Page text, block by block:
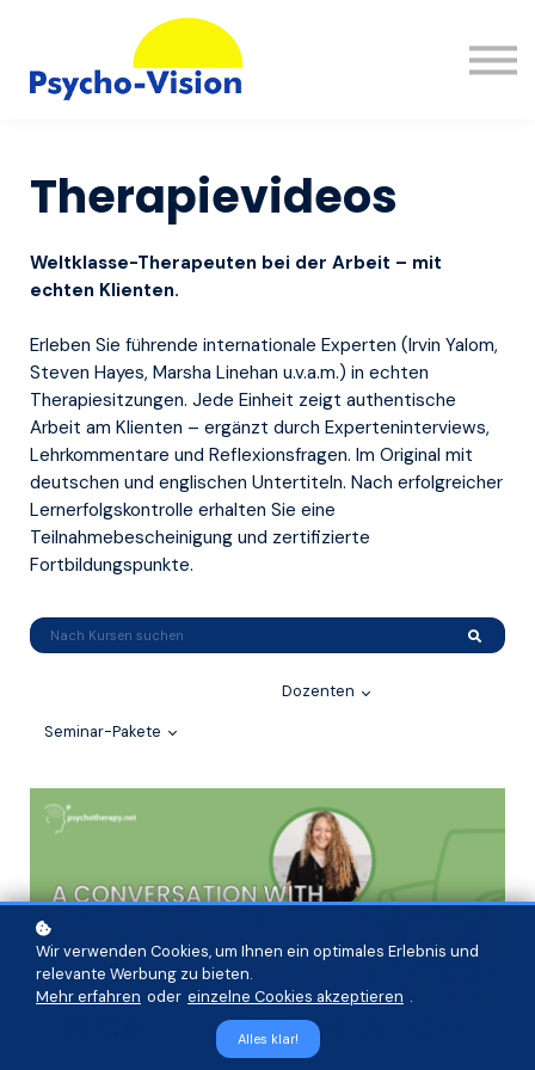
Wissen
FAQ
Einloggen
Registrieren
Therapievideos
Weltklasse-Therapeuten bei der Arbeit – mit
echten Klienten.
Erleben Sie führende internationale Experten (Irvin Yalom,
Steven Hayes, Marsha Linehan u.v.a.m.) in echten
Therapiesitzungen. Jede Einheit zeigt authentische
Arbeit am Klienten – ergänzt durch Experteninterviews,
Lehrkommentare und Reflexionsfragen. Im Original mit
deutschen und englischen Untertiteln. Nach erfolgreicher
Lernerfolgskontrolle erhalten Sie eine
Teilnahmebescheinigung und zertifizierte
Fortbildungspunkte.
Dozenten
Seminar-Pakete
Wir verwenden Cookies, um Ihnen ein optimales Erlebnis und
relevante Werbung zu bieten.
Mehr erfahren oder einzelne Cookies akzeptieren .
Alles klar!